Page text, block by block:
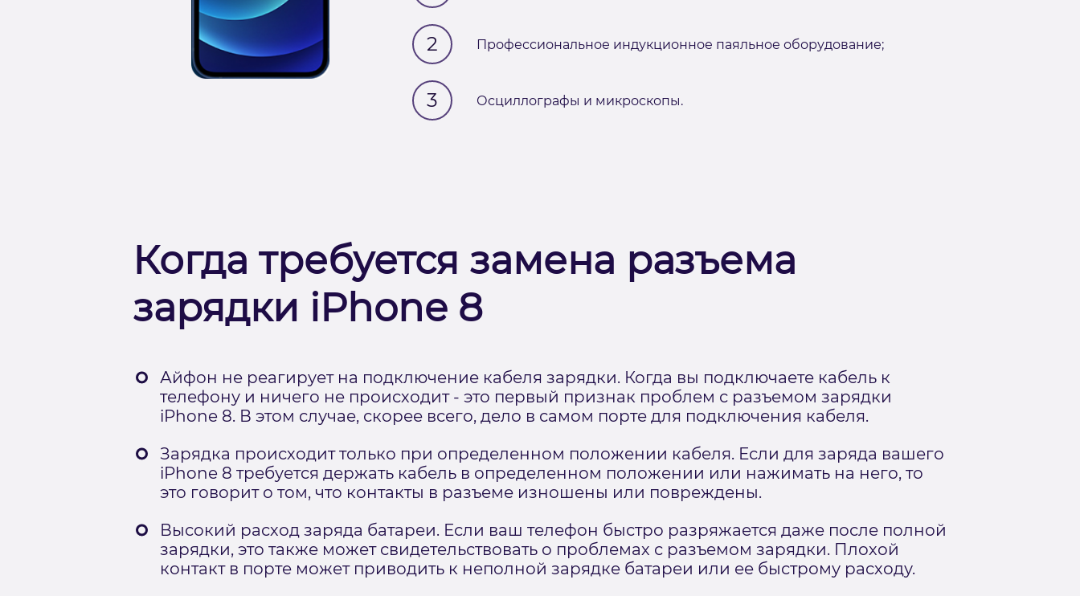
2 Профессиональное индукционное паяльное оборудование;
3 Осциллографы и микроскопы.
Когда требуется замена разъема
зарядки iPhone 8
Айфон не реагирует на подключение кабеля зарядки. Когда вы подключаете кабель к
телефону и ничего не происходит - это первый признак проблем с разъемом зарядки
iPhone 8. В этом случае, скорее всего, дело в самом порте для подключения кабеля.
Зарядка происходит только при определенном положении кабеля. Если для заряда вашего
iPhone 8 требуется держать кабель в определенном положении или нажимать на него, то
это говорит о том, что контакты в разъеме изношены или повреждены.
Высокий расход заряда батареи. Если ваш телефон быстро разряжается даже после полной
зарядки, это также может свидетельствовать о проблемах с разъемом зарядки. Плохой
контакт в порте может приводить к неполной зарядке батареи или ее быстрому расходу.